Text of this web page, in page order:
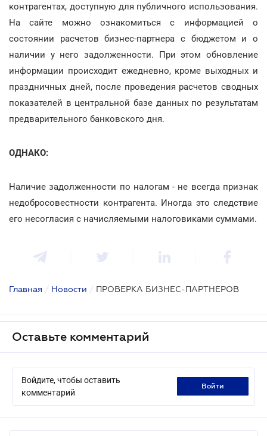
контрагентах, доступную для публичного использования.
На сайте можно ознакомиться с информацией о
состоянии расчетов бизнес-партнера с бюджетом и о
наличии у него задолженности. При этом обновление
информации происходит ежедневно, кроме выходных и
праздничных дней, после проведения расчетов сводных
показателей в центральной базе данных по результатам
предварительного банковского дня.
ОДНАКО:
Наличие задолженности по налогам - не всегда признак
недобросовестности контрагента. Иногда это следствие
его несогласия с начисляемыми налоговиками суммами.
Главная / Новости / ПРОВЕРКА БИЗНЕС-ПАРТНЕРОВ
Оставьте комментарий
Войдите, чтобы оставить
комментарий
войти